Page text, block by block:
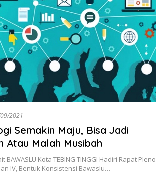
2021
Semakin Maju, Bisa Jadi
Atau Malah Musibah
BAWASLU Kota TEBING TINGGI Hadiri Rapat Pleno
IV, Bentuk Konsistensi Bawaslu…